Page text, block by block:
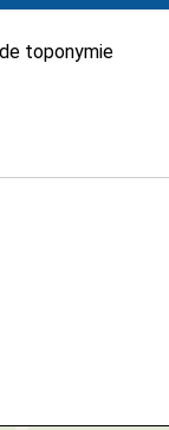
toponymie